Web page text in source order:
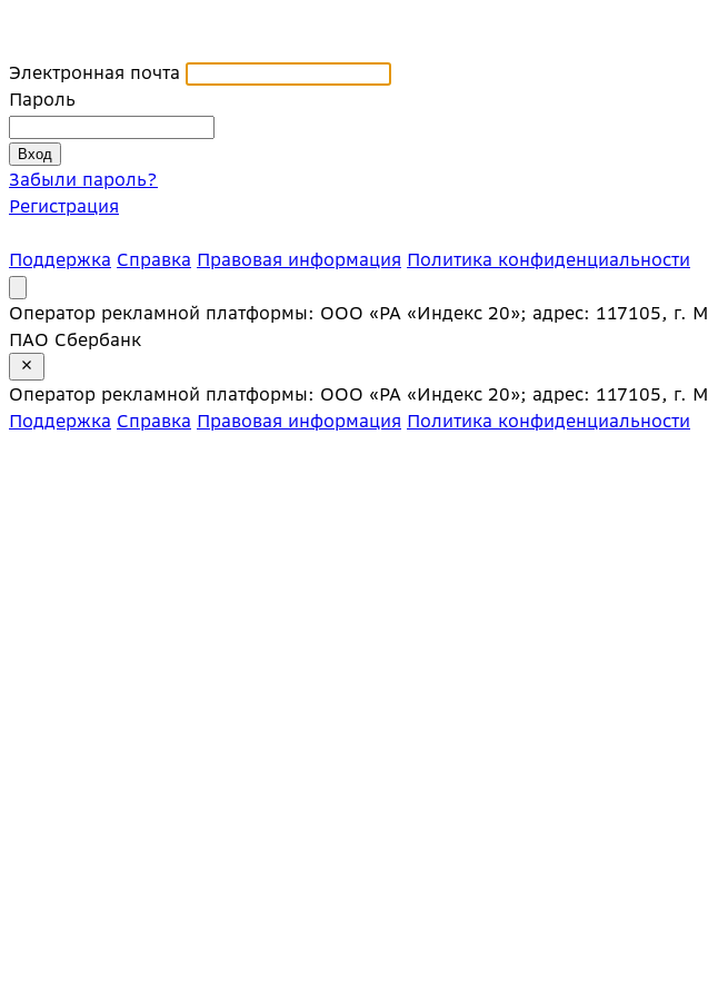
Электронная почта
Пароль
Забыли пароль?
Регистрация
Поддержка Справка Правовая информация Политика конфиденциальности
Оператор рекламной платформы: ООО «РА «Индекс 20»; адрес: 117105, г.
ПАО Сбербанк
Оператор рекламной платформы: ООО «РА «Индекс 20»; адрес: 117105, г.
Поддержка Справка Правовая информация Политика конфиденциальности